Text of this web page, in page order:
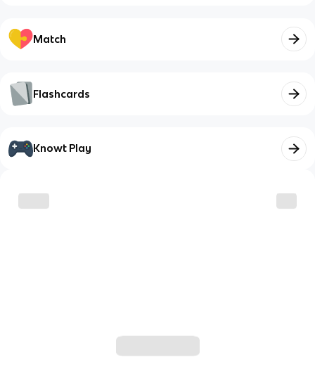
Match
Flashcards
Knowt Play